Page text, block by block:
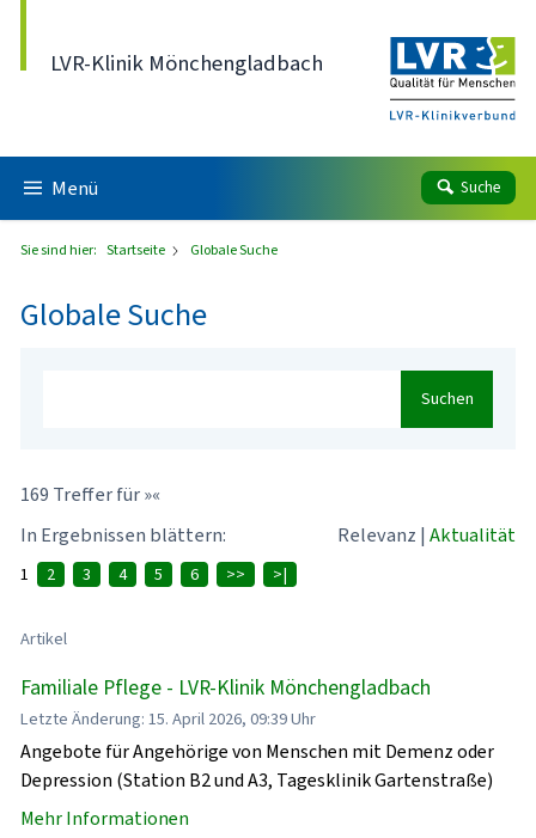
LVR-Klinik Mönchengladbach
Menü Suche
Sie sind hier: Startseite Globale Suche
Globale Suche
Suchen
169 Treffer für »«
In Ergebnissen blättern:
Relevanz | Aktualität
1 2 3 4 5 6 >> >|
Artikel
Familiale Pflege - LVR-Klinik Mönchengladbach
Letzte Änderung: 15. April 2026, 09:39 Uhr
Angebote für Angehörige von Menschen mit Demenz oder
Depression (Station B2 und A3, Tagesklinik Gartenstraße)
Mehr Informationen